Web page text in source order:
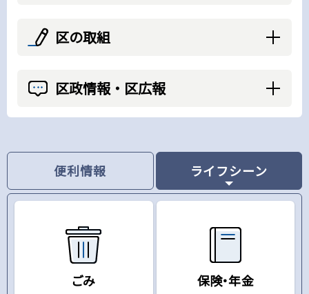
区の取組
区政情報・区広報
便利情報 ライフシーン
ごみ 保険・年金